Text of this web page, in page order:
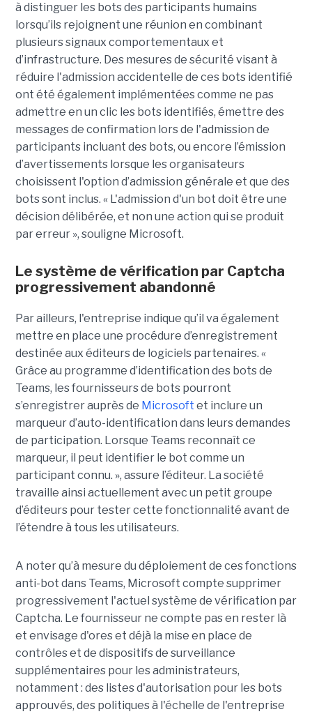
à distinguer les bots des participants humains
lorsqu’ils rejoignent une réunion en combinant
plusieurs signaux comportementaux et
d’infrastructure. Des mesures de sécurité visant à
réduire l'admission accidentelle de ces bots identifié
ont été également implémentées comme ne pas
admettre en un clic les bots identifiés, émettre des
messages de confirmation lors de l'admission de
participants incluant des bots, ou encore l’émission
d’avertissements lorsque les organisateurs
choisissent l'option d’admission générale et que des
bots sont inclus. « L'admission d'un bot doit être une
décision délibérée, et non une action qui se produit
par erreur », souligne Microsoft.
Le système de vérification par Captcha
progressivement abandonné
Par ailleurs, l'entreprise indique qu’il va également
mettre en place une procédure d’enregistrement
destinée aux éditeurs de logiciels partenaires. «
Grâce au programme d’identification des bots de
Teams, les fournisseurs de bots pourront
s’enregistrer auprès de Microsoft et inclure un
marqueur d’auto-identification dans leurs demandes
de participation. Lorsque Teams reconnaît ce
marqueur, il peut identifier le bot comme un
participant connu. », assure l’éditeur. La société
travaille ainsi actuellement avec un petit groupe
d’éditeurs pour tester cette fonctionnalité avant de
l’étendre à tous les utilisateurs.
A noter qu’à mesure du déploiement de ces fonctions
anti-bot dans Teams, Microsoft compte supprimer
progressivement l'actuel système de vérification par
Captcha. Le fournisseur ne compte pas en rester là
et envisage d'ores et déjà la mise en place de
contrôles et de dispositifs de surveillance
supplémentaires pour les administrateurs,
notamment : des listes d'autorisation pour les bots
approuvés, des politiques à l'échelle de l'entreprise